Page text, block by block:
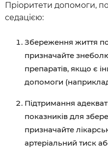
Пріоритети допомоги,
седацією:
Збереження життя
призначайте
препаратів, якщо є
допомоги
Підтримання
показників для
призначайте
артеріальний тиск